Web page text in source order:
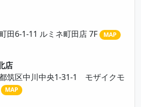
田6-1-11 ルミネ町田店 7F
MAP
店
筑区中川中央1-31-1 モザイクモ
MAP